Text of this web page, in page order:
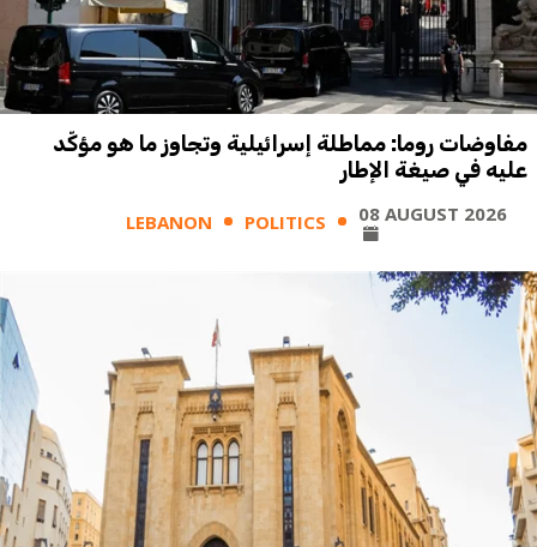
مفاوضات روما: مماطلة إسرائيلية وتجاوز ما هو مؤكّد
عليه في صيغة الإطار
LEBANON POLITICS 08 AUGUST 2026